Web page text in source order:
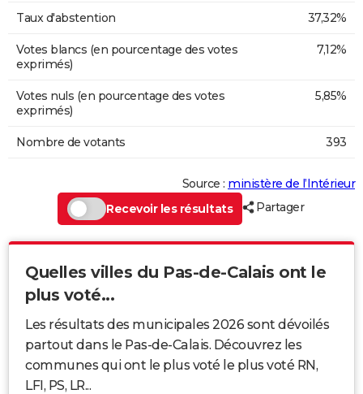
Taux d'abstention 37,32%
Votes blancs (en pourcentage des votes
exprimés)
7,12%
Votes nuls (en pourcentage des votes
exprimés)
5,85%
Nombre de votants 393
Source : ministère de l’Intérieur
Recevoir les résultats
Partager
Quelles villes du Pas-de-Calais ont le
plus voté...
Les résultats des municipales 2026 sont dévoilés
partout dans le Pas-de-Calais. Découvrez les
communes qui ont le plus voté le plus voté RN,
LFI, PS, LR...